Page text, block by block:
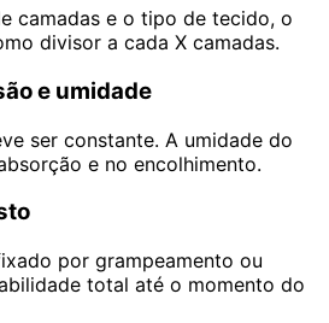
camadas e o tipo de tecido, o
divisor a cada X camadas.
e umidade
ser constante. A umidade do
e no encolhimento.
por grampeamento ou
total até o momento do